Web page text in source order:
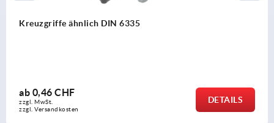
Kreuzgriffe ähnlich DIN 6335
ab 0,46 CHF
zzgl. MwSt.
zzgl. Versandkosten
DETAILS